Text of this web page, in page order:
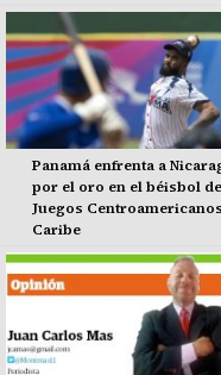
Panamá enfrenta a
por el oro en el béisbol
Juegos
Caribe